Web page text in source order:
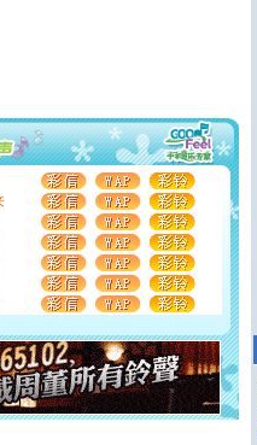
万：千万快乐！千万要健康！千万
千万不要忘记我！
子才会想起你,而是这样的日子才
告诉你,圣诞要快乐!新年要快乐!天天
的心,在这个特别的日子里,愿幸福,
好的祝愿与你同在.圣诞快乐!
；看不到你我要充电；没有你我会
，想你是我事业，抱你是我特长，吻
祝你新年快乐
三个愿望，一是今生今世和你在一
在一起；三是三生三世和你不再分
快乐
离去那一刻，你在我身后无助地哭
多么爱你。我转身抱住你：这猪不